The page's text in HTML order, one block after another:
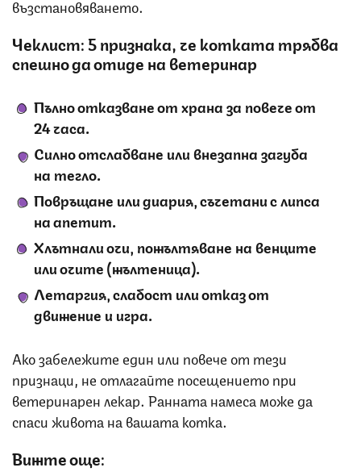
възстановяването.
Чеклист: 5 признака, че котката трябва
спешно да отиде на ветеринар
Пълно отказване от храна за повече от
24 часа.
Силно отслабване или внезапна загуба
на тегло.
Повръщане или диария, съчетани с липса
на апетит.
Хлътнали очи, пожълтяване на венците
или очите (жълтеница).
Летаргия, слабост или отказ от
движение и игра.
Ако забележите един или повече от тези
признаци, не отлагайте посещението при
ветеринарен лекар. Ранната намеса може да
спаси живота на вашата котка.
Вижте още: